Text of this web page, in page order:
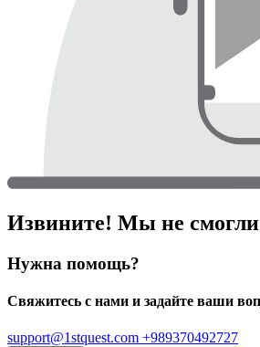
Извините! Мы не смогли
Нужна помощь?
Свяжитесь с нами и задайте ваши
support@1stquest.com +989370492727